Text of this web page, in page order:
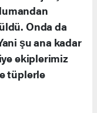
Onda da
şu ana kadar
ekiplerimiz
tüplerle